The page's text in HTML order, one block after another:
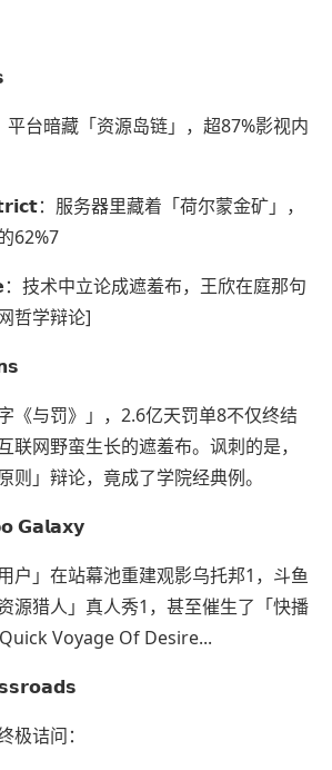
台暗藏「资源岛链」，超87%影视内
：服务器里藏着「荷尔蒙金矿」，
62%7
技术中立论成遮羞布，王欣在庭那句
哲学辩论]
《与罚》」，2.6亿天罚单8不仅终结
联网野蛮生长的遮羞布。讽刺的是，
则」辩论，竟成了学院经典例。
𝗚𝗮𝗹𝗮𝘅𝘆
户」在站幕池重建观影乌托邦1，斗鱼
源猎人」真人秀1，甚至催生了「快播
Voyage Of Desire...
极诘问：